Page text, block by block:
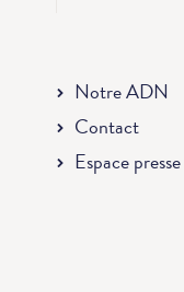
Notre ADN
Contact
Espace presse